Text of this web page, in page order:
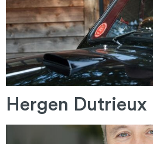
Hergen Dutrieux